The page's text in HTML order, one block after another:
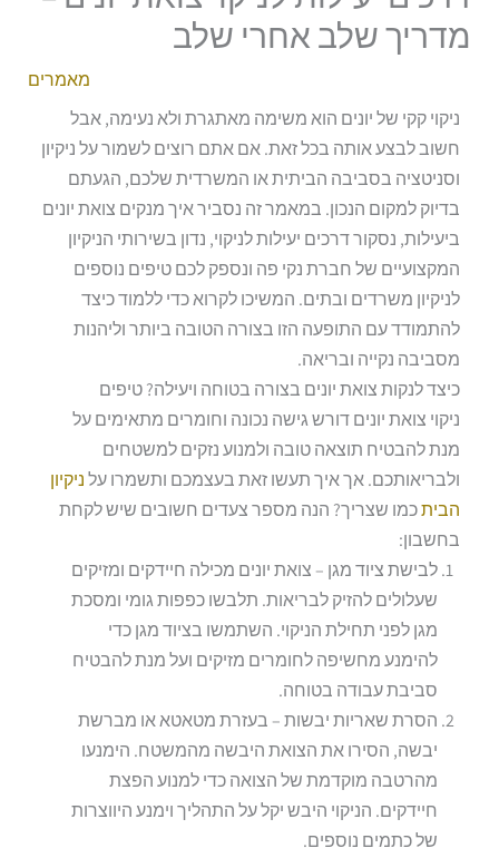
מדריך שלב אחרי שלב
מאמרים
ניקוי קקי של יונים הוא משימה מאתגרת ולא נעימה, אבל
חשוב לבצע אותה בכל זאת. אם אתם רוצים לשמור על ניקיון
וסניטציה בסביבה הביתית או המשרדית שלכם, הגעתם
בדיוק למקום הנכון. במאמר זה נסביר איך מנקים צואת יונים
ביעילות, נסקור דרכים יעילות לניקוי, נדון בשירותי הניקיון
המקצועיים של חברת נקי פה ונספק לכם טיפים נוספים
לניקיון משרדים ובתים. המשיכו לקרוא כדי ללמוד כיצד
להתמודד עם התופעה הזו בצורה הטובה ביותר וליהנות
מסביבה נקייה ובריאה.
כיצד לנקות צואת יונים בצורה בטוחה ויעילה? טיפים
ניקוי צואת יונים דורש גישה נכונה וחומרים מתאימים על
מנת להבטיח תוצאה טובה ולמנוע נזקים למשטחים
ולבריאותכם. אך איך תעשו זאת בעצמכם ותשמרו עלניקיון
הביתכמו שצריך? הנה מספר צעדים חשובים שיש לקחת
בחשבון:
לבישת ציוד מגן – צואת יונים מכילה חיידקים ומזיקים
שעלולים להזיק לבריאות. תלבשו כפפות גומי ומסכת
מגן לפני תחילת הניקוי. השתמשו בציוד מגן כדי
להימנע מחשיפה לחומרים מזיקים ועל מנת להבטיח
סביבת עבודה בטוחה.
הסרת שאריות יבשות – בעזרת מטאטא או מברשת
יבשה, הסירו את הצואת היבשה מהמשטח. הימנעו
מהרטבה מוקדמת של הצואה כדי למנוע הפצת
חיידקים. הניקוי היבש יקל על התהליך וימנע היווצרות
של כתמים נוספים.